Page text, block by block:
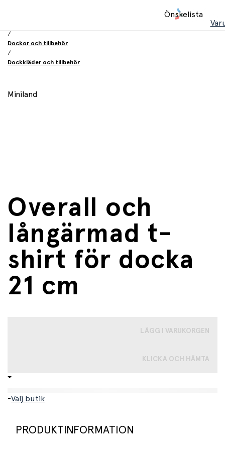
Önskelista
/
Dockor och tillbehör
/
Dockkläder och tillbehör
Miniland
Overall och
långärmad t-
shirt för docka
21 cm
LÄGG I VARUKORGEN
KLICKA OCH HÄMTA
-Välj butik
PRODUKTINFORMATION